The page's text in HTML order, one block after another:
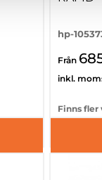
hp-
Från
inkl.
Finns fler